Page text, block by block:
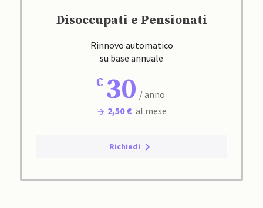
Disoccupati e Pensionati
Rinnovo automatico
su base annuale
30 / anno
2,50 € al mese
Richiedi